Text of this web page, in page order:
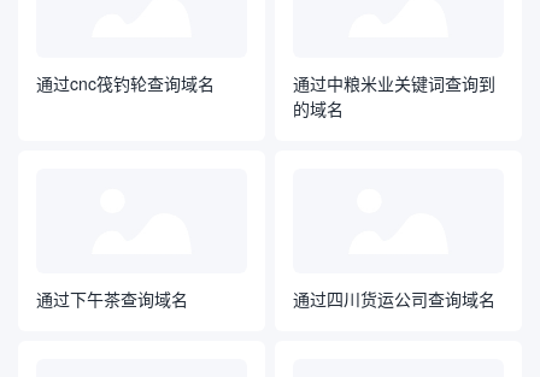
通过cnc筏钓轮查询域名
通过中粮米业关键词查询到
的域名
通过下午茶查询域名 通过四川货运公司查询域名